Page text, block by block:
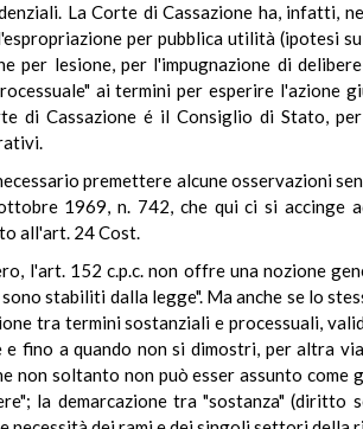
La Corte di Cassazione ha, infatti,
per pubblica utilità (ipotesi
per lesione, per l'impugnazione di
ai termini per esperire
di Cassazione é il Consiglio di Stato,
premettere alcune osservazioni
1969, n. 742, che qui ci si accinge
all'art. 24 Cost.
l'art. 152 c.p.c. non offre una nozione
stabiliti dalla legge". Ma anche se lo
tra termini sostanziali e processuali,
e fino a quando non si dimostri, per altra
non soltanto non può esser assunto come
la demarcazione tra "sostanza" (diritto